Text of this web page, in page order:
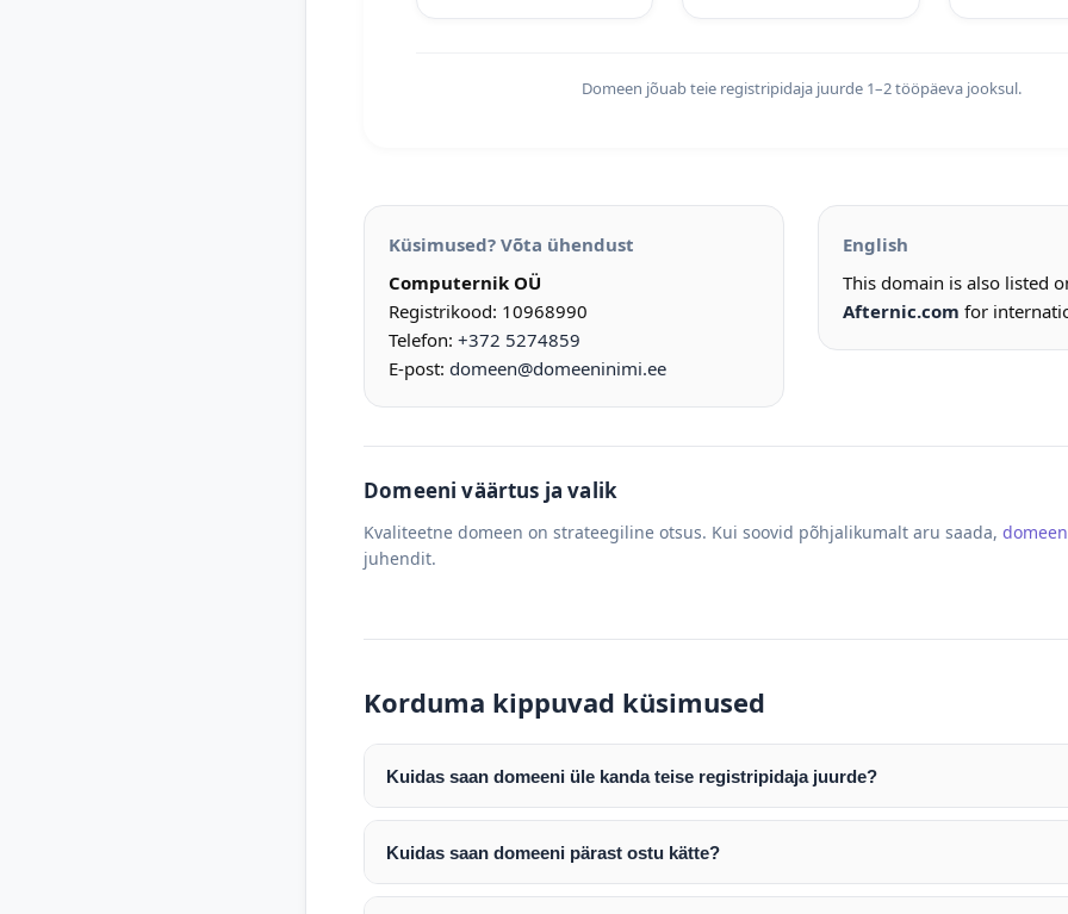
Domeen jõuab teie registripidaja juurde 1–2 tööpäeva jooksul.
Küsimused? Võta ühendust
Computernik OÜ
Registrikood: 10968990
Telefon: +372 5274859
E-post: domeen@domeeninimi.ee
English
This domain is also listed
Afternic.com for
Domeeni väärtus ja valik
Kvaliteetne domeen on strateegiline otsus. Kui soovid põhjalikumalt aru saada,
juhendit.
Korduma kippuvad küsimused
Kuidas saan domeeni üle kanda teise registripidaja juurde?
Pärast makse laekumist edastame teile domeeni AUTH (EPP) koodi. Selle abil saate
enda valitud registripidaja juurde.
Domeeni ülekandmine toimub registripidajate vahelise protsessina ning võib võtta
Kuidas saan domeeni pärast ostu kätte?
Pärast ostu vormistamist väljastame arve. Maksekinnituse järel edastame teile